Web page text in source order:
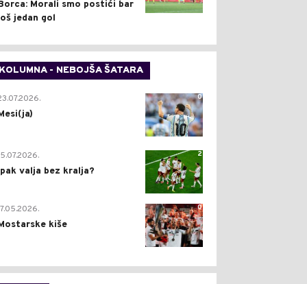
Morali smo postići bar
jedan gol
KOLUMNA - NEBOJŠA ŠATARA
0
2
valja bez kralja?
0
kiše